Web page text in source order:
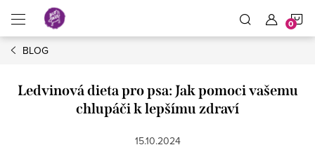
obsah
BLOG
Ledvinová dieta pro psa: Jak pomoci vašemu
chlupáči k lepšímu zdraví
15.10.2024